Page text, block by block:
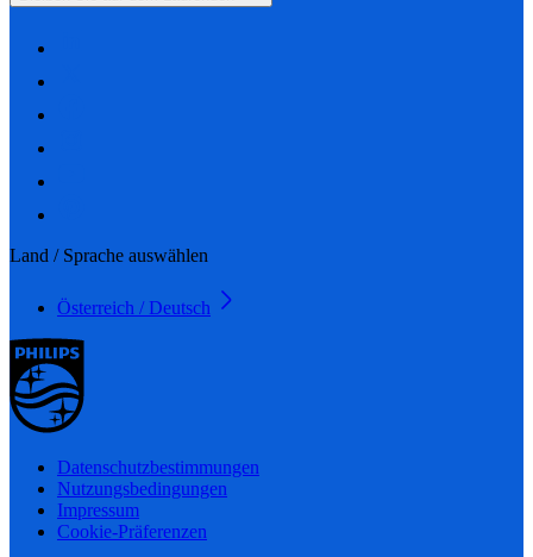
Land / Sprache auswählen
Österreich / Deutsch
Datenschutzbestimmungen
Nutzungsbedingungen
Impressum
Cookie-Präferenzen